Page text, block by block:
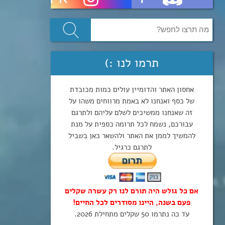
תרמו לנו :)
אחסון האתר והדומיין עולים כמות מכובדת
של כסף ואנחנו לא באמת מרווחים משהו על
זה שאנחנו ממשיכים לשלם עליהם ולתרגם
עבורכם, נשמח לכל תרומה כספית על מנת
להמשיך לממן את האתר ולהשאר כאן בשביל
לתרגם כרגיל.
אם כל גולש היה תורם לנו רק עשרה שקלים
פעם בשנה, היינו מסודרים לכל החיים!
עד כה נתרמו 50 שקלים מתחילת 2026.